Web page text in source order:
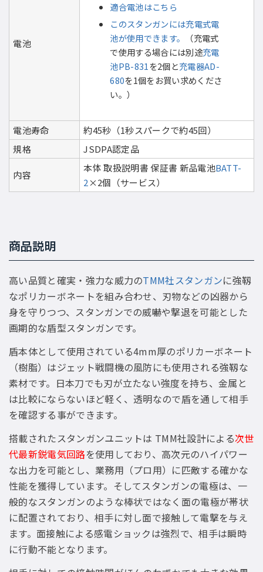
電池
適合電池はこちら
このスタンガンには充電式電
池が使用できます。
（充電式
で使用する場合には別途充電
池PB-831 を2個と充電器AD-
680を1個をお買い求めくださ
い。）
電池寿命
約45秒（1秒スパークで約45回）
規格
JSDPA認定品
内容
本体 取扱説明書 保証書 新品電池BATT-
2×2個（サービス）
商品説明
高い品質と確実・強力な威力のTMM社スタンガンに強靱
なポリカーボネートを組み合わせ、刃物などの凶器から
身を守りつつ、スタンガンでの威嚇や撃退を可能とした
画期的な盾型スタンガンです。
盾本体として使用されている4mm厚のポリカーボネート
（樹脂）はジェット戦闘機の風防にも使用される強靱な
素材です。日本刀でも刃が立たない強度を持ち、金属と
は比較にならないほど軽く、透明なので盾を通して相手
を確認する事ができます。
搭載されたスタンガンユニットは TMM社設計による次世
代最新鋭電気回路を使用しており、高次元のハイパワー
な出力を可能とし、業務用（プロ用）に匹敵する確かな
性能を獲得しています。そしてスタンガンの電極は、一
般的なスタンガンのような棒状ではなく面の電極が帯状
に配置されており、相手に対し面で接触して電撃を与え
ます。面接触による感電ショックは強烈で、相手は瞬時
に行動不能となります。